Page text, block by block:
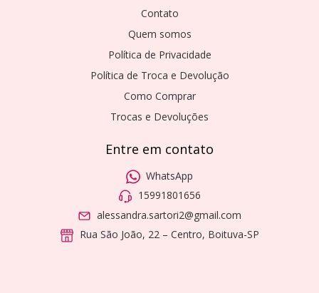
Contato
Quem somos
Política de Privacidade
Política de Troca e Devolução
Como Comprar
Trocas e Devoluções
Entre em contato
WhatsApp
15991801656
alessandra.sartori2@gmail.com
Rua São João, 22 – Centro, Boituva-SP